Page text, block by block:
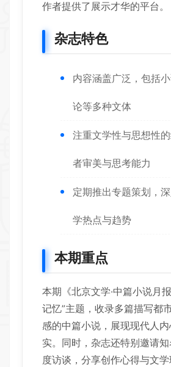
作者提供了展示才华的平台。
杂志特色
内容涵盖广泛，包括
论等多种文体
注重文学性与思想性
者审美与思考能力
定期推出专题策划，
学热点与趋势
本期重点
本期《北京文学·中篇小说月
记忆”主题，收录多篇描写都
感的中篇小说，展现现代人
实。同时，杂志还特别邀请
度访谈，分享创作心得与文学